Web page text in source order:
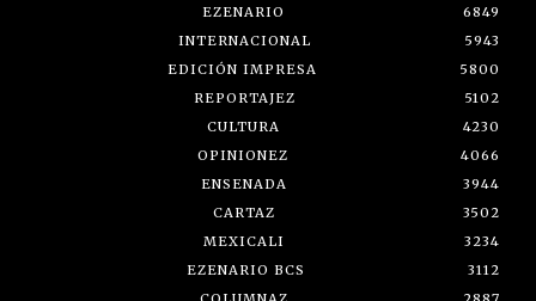
EZENARIO
6849
INTERNACIONAL
5943
EDICIÓN IMPRESA
5800
REPORTAJEZ
5102
CULTURA
4230
OPINIONEZ
4066
ENSENADA
3944
CARTAZ
3502
MEXICALI
3234
EZENARIO BCS
3112